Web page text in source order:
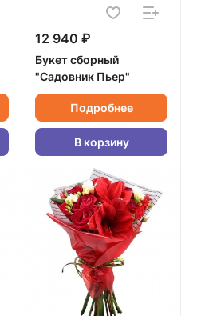
12 940 ₽
Букет сборный
"Садовник Пьер"
Подробнее
В корзину